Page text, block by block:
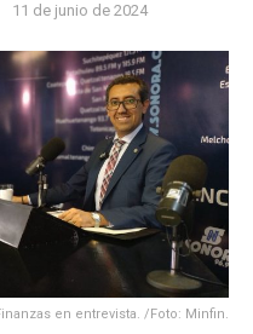
11 de junio de 2024
en entrevista. /Foto: Minfin.